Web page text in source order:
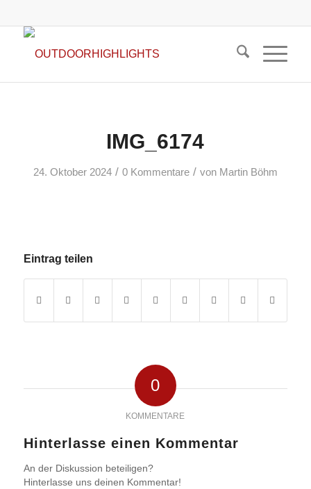
IMG_6174
24. Oktober 2024 / 0 Kommentare / von Martin Böhm
Eintrag teilen
0
KOMMENTARE
Hinterlasse einen Kommentar
An der Diskussion beteiligen?
Hinterlasse uns deinen Kommentar!